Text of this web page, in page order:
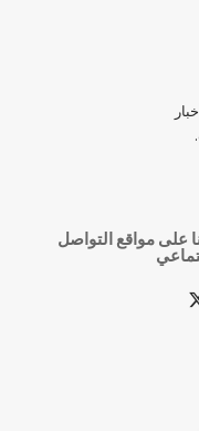
على مواقع التواصل